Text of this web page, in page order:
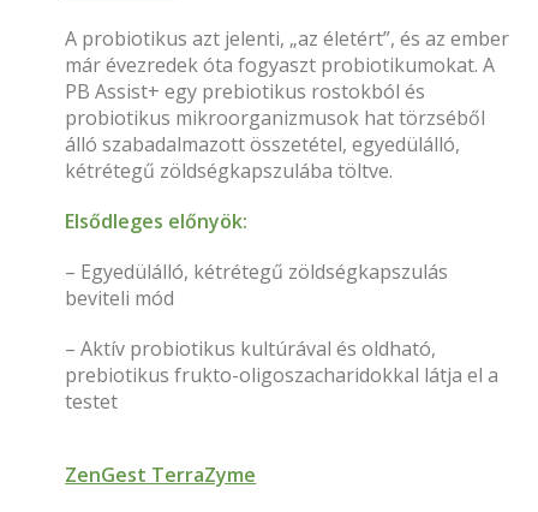
A probiotikus azt jelenti, „az életért”, és az ember
már évezredek óta fogyaszt probiotikumokat. A
PB Assist+ egy prebiotikus rostokból és
probiotikus mikroorganizmusok hat törzséből
álló szabadalmazott összetétel, egyedülálló,
kétrétegű zöldségkapszulába töltve.
Elsődleges előnyök:
– Egyedülálló, kétrétegű zöldségkapszulás
beviteli mód
– Aktív probiotikus kultúrával és oldható,
prebiotikus frukto-oligoszacharidokkal látja el a
testet
ZenGest TerraZyme